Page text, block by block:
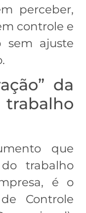
perceber,
controle e
sem ajuste
da
que
trabalho
é o
Controle